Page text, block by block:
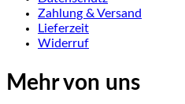
Zahlung & Versand
Lieferzeit
Widerruf
Mehr von uns